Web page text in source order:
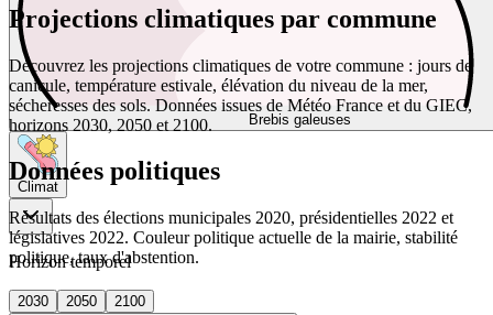
Brebis galeuses
Climat
Horizon temporel
2030 2050
2100
Projections climatiques par commune
Découvrez les projections climatiques de votre commune : jours de
canicule, température estivale, élévation du niveau de la mer,
sécheresses des sols. Données issues de Météo France et du GIEC,
horizons 2030, 2050 et 2100.
Données politiques
Résultats des élections municipales 2020, présidentielles 2022 et
législatives 2022. Couleur politique actuelle de la mairie, stabilité
politique, taux d'abstention.